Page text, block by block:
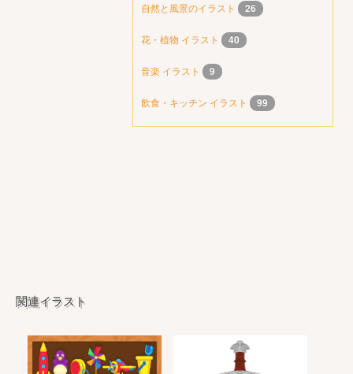
自然と風景のイラスト 26
花・植物 イラスト 40
音楽 イラスト 9
飲食・キッチン イラスト 99
関連イラスト